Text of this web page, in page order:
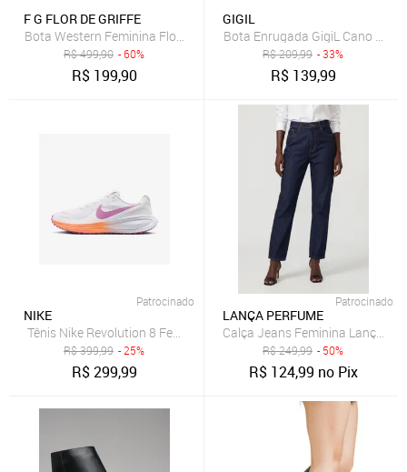
F G FLOR DE GRIFFE
Bota Western Feminina Flor de Griffe Em Couro Legítimo Café
R$499,90 - 60%
R$ 199,90
GIGIL
Bota Enrugada GigiL Cano
R$209,99 - 33%
R$ 139,99
Patrocinado
NIKE
Tênis Nike Revolution 8 Feminino
R$399,99 - 25%
R$299,99
Patrocinado
LANÇA PERFUME
Calça Jeans Feminina Lança
R$249,99 - 50%
R$ 124,99 no Pix